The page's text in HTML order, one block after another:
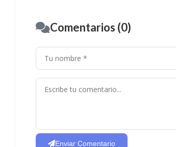
Comentarios (0)
Enviar Comentario